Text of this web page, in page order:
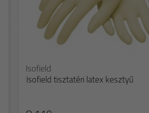
Isofield
Isofield tisztatéri latex kesztyű